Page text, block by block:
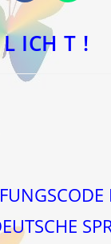
einem
neuen
Fenster Fenster
L ICH T !